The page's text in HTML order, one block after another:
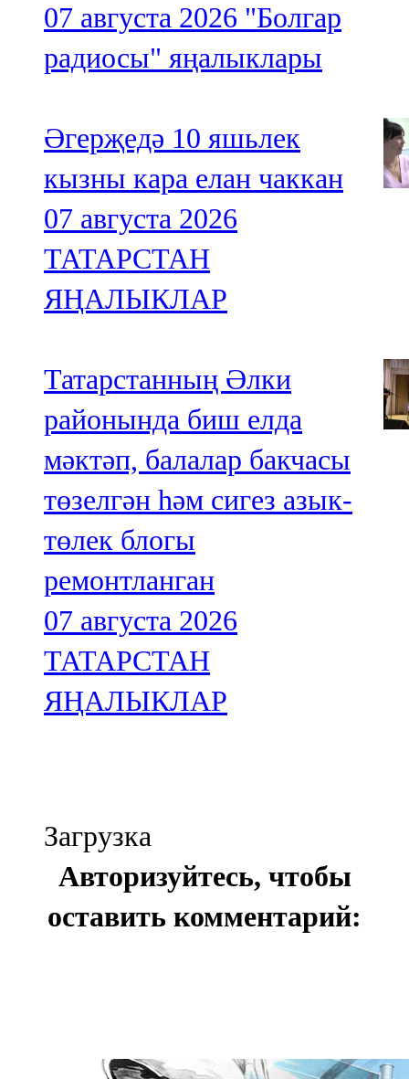
07 августа 2026 "Болгар
радиосы" яңалыклары
Әгерҗедә 10 яшьлек
кызны кара елан чаккан
07 августа 2026
ТАТАРСТАН
ЯҢАЛЫКЛАР
Татарстанның Әлки
районында биш елда
мәктәп, балалар бакчасы
төзелгән һәм сигез азык-
төлек блогы
ремонтланган
07 августа 2026
ТАТАРСТАН
ЯҢАЛЫКЛАР
Загрузка
Авторизуйтесь, чтобы
оставить комментарий: